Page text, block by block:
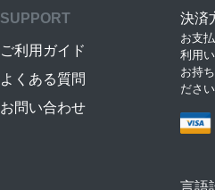
SUPPORT
ご利用ガイド
よくある質問
お問い合わせ
決済
お支
利用
お持
ださい
言語